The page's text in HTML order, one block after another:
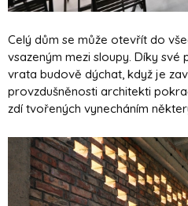
Celý dům se může otevřít do
vsazeným mezi sloupy. Díky
vrata budově dýchat, když je
provzdušněnosti architekti
zdí tvořených vynecháním